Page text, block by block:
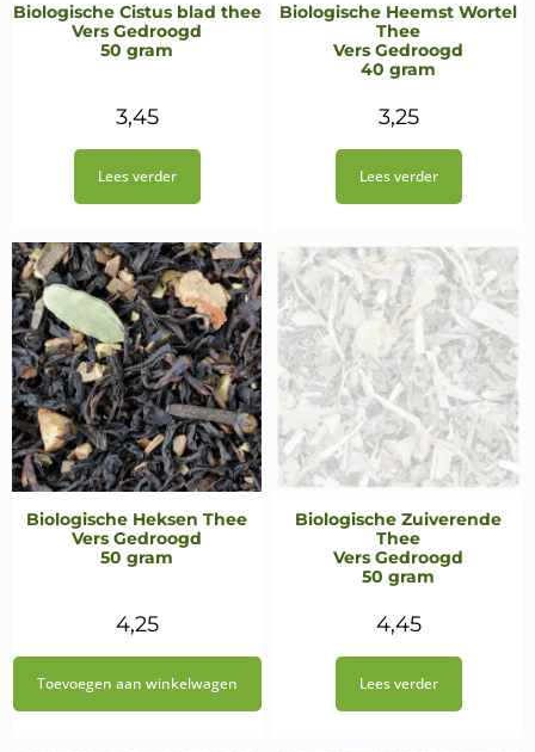
Biologische Cistus blad thee
Vers Gedroogd
50 gram
3,45
Lees verder
Biologische Heemst Wortel
Thee
Vers Gedroogd
40 gram
3,25
Lees verder
Biologische Heksen Thee
Vers Gedroogd
50 gram
4,25
Toevoegen aan winkelwagen
Biologische Zuiverende
Thee
Vers Gedroogd
50 gram
4,45
Lees verder